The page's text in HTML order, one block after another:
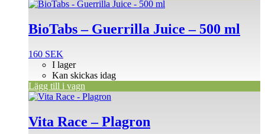
BioTabs – Guerrilla Juice – 500 ml
160 SEK
I lager
Kan skickas idag
Lägg till i vagn
Vita Race – Plagron
Den
produkten
har